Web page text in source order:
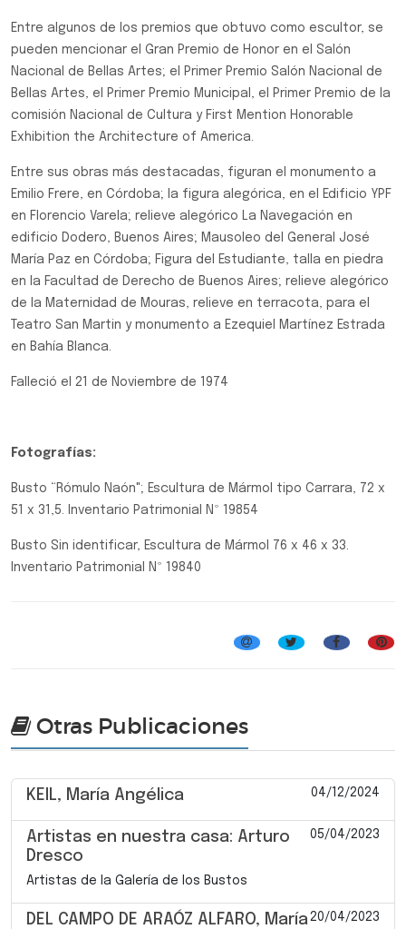
Entre algunos de los premios que obtuvo como escultor, se
pueden mencionar el Gran Premio de Honor en el Salón
Nacional de Bellas Artes; el Primer Premio Salón Nacional de
Bellas Artes, el Primer Premio Municipal, el Primer Premio de la
comisión Nacional de Cultura y First Mention Honorable
Exhibition the Architecture of America.
Entre sus obras más destacadas, figuran el monumento a
Emilio Frere, en Córdoba; la figura alegórica, en el Edificio YPF
en Florencio Varela; relieve alegórico La Navegación en
edificio Dodero, Buenos Aires; Mausoleo del General José
María Paz en Córdoba; Figura del Estudiante, talla en piedra
en la Facultad de Derecho de Buenos Aires; relieve alegórico
de la Maternidad de Mouras, relieve en terracota, para el
Teatro San Martin y monumento a Ezequiel Martínez Estrada
en Bahía Blanca.
Falleció el 21 de Noviembre de 1974
Fotografías:
Busto “Rómulo Naón"; Escultura de Mármol tipo Carrara, 72 x
51 x 31,5. Inventario Patrimonial Nº 19854
Busto Sin identificar, Escultura de Mármol 76 x 46 x 33.
Inventario Patrimonial Nº 19840
Otras Publicaciones
KEIL, María Angélica 04/12/2024
Artistas en nuestra casa: Arturo
Dresco
05/04/2023
Artistas de la Galería de los Bustos
DEL CAMPO DE ARAÓZ ALFARO, María20/04/2023